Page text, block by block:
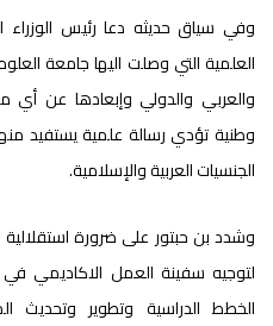
وفي سياق حديثه دعا رئيس
العلمية التي وصلت اليها جامعة
والعربي والدولي وإبعادها عن أي
وطنية تؤدي رسالة علمية يستفيد
الجنسيات العربية والإسلامية.
وشدد بن حبتور على ضرورة
لتوجيه سفينة العمل الاكاديمي
الخطط الدراسية وتطوير وتحديث